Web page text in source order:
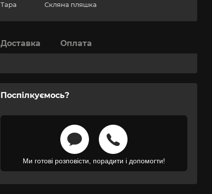
Тара
Скляна пляшка
Доставка Оплата
Поспілкуємось?